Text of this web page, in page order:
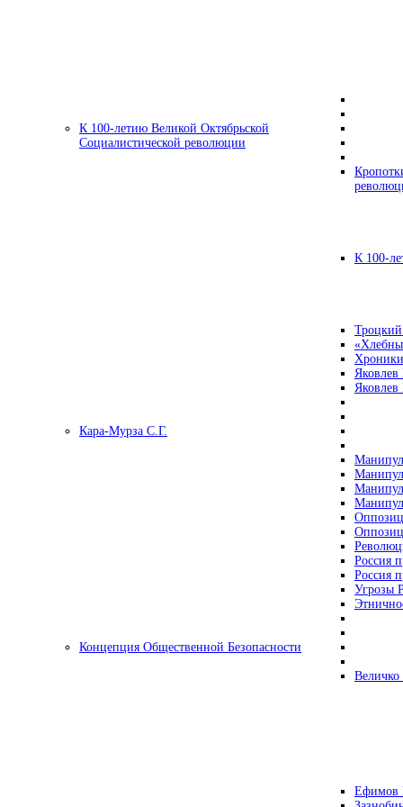
К 100-летию Великой Октябрьской
Социалистической революции
К 100-
Кара-Мурза С.Г.
Россия
Россия
Угрозы
Концепция Общественной Безопасности
Ефимов